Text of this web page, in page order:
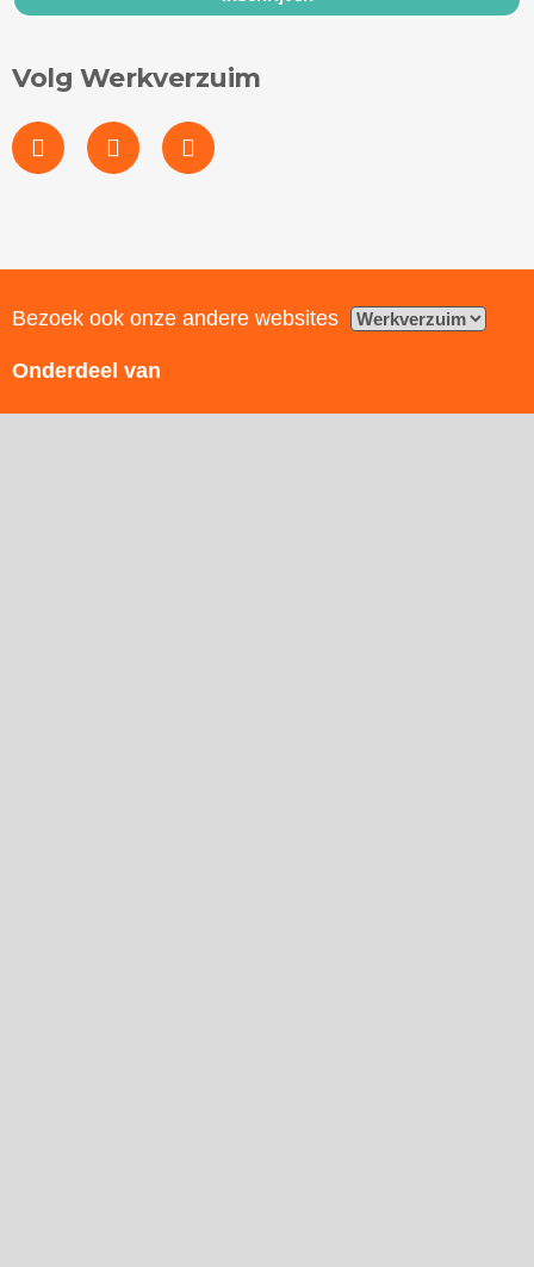
Volg Werkverzuim
Bezoek ook onze andere websites
Onderdeel van